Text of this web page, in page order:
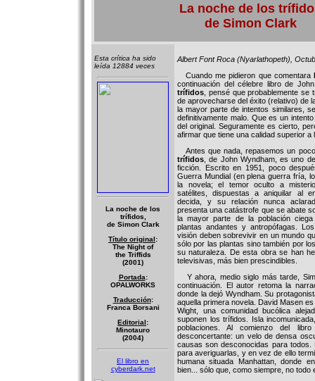
La noche de los
de Simon Clark
Esta crítica ha sido
leída 12884 veces
La noche de los
trífidos,
de Simon Clark
Título original:
The Night of
the Triffids
(2001)
Portada:
OPALWORKS
Traducción:
Franca Borsani
Editorial:
Minotauro
(2004)
El libro en
cyberdark.net
Albert Font Roca (Nyarlathopeth),
Cuando me pidieron que comentara
continuación del célebre libro de
trífidos , pensé que probablemente
de aprovecharse del éxito (relativo) de
la mayor parte de intentos similares,
definitivamente malo. Que es un
del original. Seguramente es cierto,
afirmar que tiene una calidad superior a
Antes que nada, repasemos un
trífidos , de John Wyndham, es uno
ficción. Escrito en 1951, poco
Guerra Mundial (en plena guerra fría,
la novela; el temor oculto a
satélites, dispuestas a aniquilar al
decida, y su relación nunca
presenta una catástrofe que se abate
la mayor parte de la población
plantas andantes y antropófagas.
visión deben sobrevivir en un mundo
sólo por las plantas sino también por
su naturaleza. De esta obra se han
televisivas, más bien prescindibles.
Y ahora, medio siglo más tarde,
continuación. El autor retoma la
donde la dejó Wyndham. Su
aquella primera novela. David Masen
Wight, una comunidad bucólica
suponen los trífidos. Isla
poblaciones. Al comienzo del
desconcertante: un velo de densa
causas son desconocidas para todos.
para averiguarlas, y en vez de ello
humana situada Manhattan, donde
bien... sólo que, como siempre, no todo